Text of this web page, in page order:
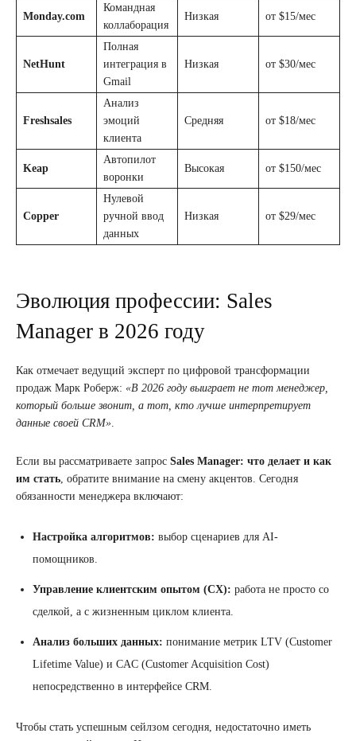
Monday.com
Командная
коллаборация
Низкая от $15/мес
NetHunt
Полная
интеграция в
Gmail
Низкая от $30/мес
Freshsales
Анализ
эмоций
клиента
Средняя от $18/мес
Keap
Автопилот
воронки
Высокая от $150/мес
Copper
Нулевой
ручной ввод
данных
Низкая от $29/мес
Эволюция профессии: Sales
Manager в 2026 году
Как отмечает ведущий эксперт по цифровой трансформации
продаж Марк Роберж: «В 2026 году выиграет не тот менеджер,
который больше звонит, а тот, кто лучше интерпретирует
данные своей CRM»
Если вы рассматриваете запрос Sales Manager: что делает и как
им стать , обратите внимание на смену акцентов. Сегодня
обязанности менеджера включают:
Настройка алгоритмов: выбор сценариев для AI-
помощников.
Управление клиентским опытом (CX): работа не просто со
сделкой, а с жизненным циклом клиента.
Анализ больших данных: понимание метрик LTV (Customer
Lifetime Value) и CAC (Customer Acquisition Cost)
непосредственно в интерфейсе CRM.
Чтобы стать успешным сейлзом сегодня, недостаточно иметь